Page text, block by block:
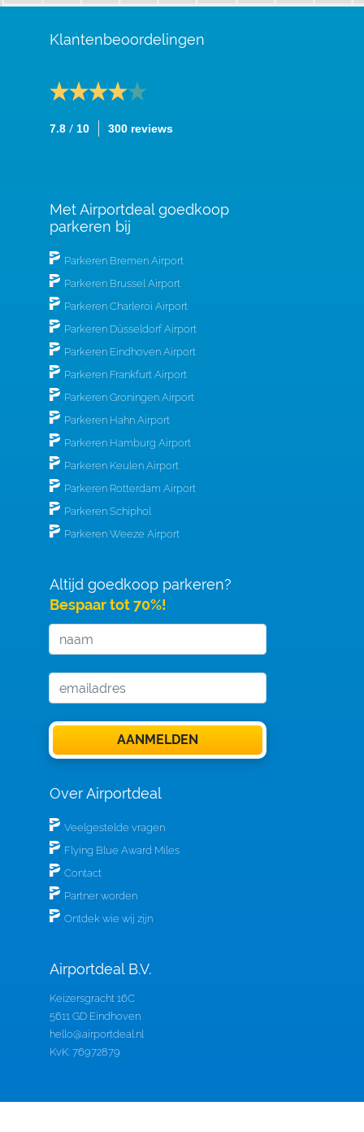
Klantenbeoordelingen
7.8 / 10 300 reviews
Met Airportdeal goedkoop
parkeren bij
Parkeren Bremen Airport
Parkeren Brussel Airport
Parkeren Charleroi Airport
Parkeren Düsseldorf Airport
Parkeren Eindhoven Airport
Parkeren Frankfurt Airport
Parkeren Groningen Airport
Parkeren Hahn Airport
Parkeren Hamburg Airport
Parkeren Keulen Airport
Parkeren Rotterdam Airport
Parkeren Schiphol
Parkeren Weeze Airport
Altijd goedkoop parkeren?
Bespaar tot 70%!
Over Airportdeal
Veelgestelde vragen
Flying Blue Award Miles
Contact
Partner worden
Ontdek wie wij zijn
Airportdeal B.V.
Keizersgracht 16C
5611 GD Eindhoven
hello@airportdeal.nl
KvK: 76972879